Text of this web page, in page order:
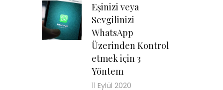
Eşinizi veya
Sevgilinizi
WhatsApp
Üzerinden Kontrol
etmek için 3
Yöntem
11 Eylül 2020